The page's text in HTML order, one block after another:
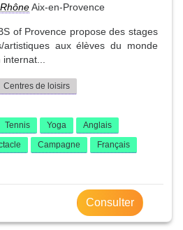
Aix-en-Provence
of Provence propose des stages
artistiques aux élèves du monde
Centres de loisirs
Tennis Yoga
Anglais
Campagne
Français
Consulter